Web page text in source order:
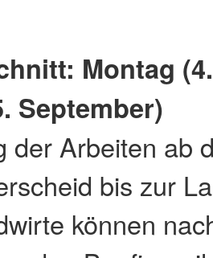
Montag
September)
der Arbeiten ab
bis zur
können